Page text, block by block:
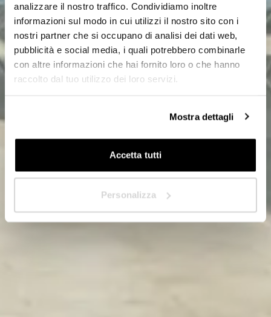
analizzare il nostro traffico. Condividiamo inoltre
informazioni sul modo in cui utilizzi il nostro sito con i
nostri partner che si occupano di analisi dei dati web,
pubblicità e social media, i quali potrebbero combinarle
con altre informazioni che hai fornito loro o che hanno
raccolto dal tuo utilizzo dei loro servizi.
Mostra dettagli
Accetta tutti
Personalizza
Privato
Rivenditore